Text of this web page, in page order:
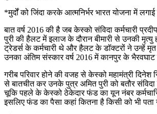
*मुर्दों को जिंदा करके आत्मनिर्भर भारत योजना में
बात वर्ष 2016 की है जब केस्को संविदा कर्मचारी
पुरी की हैलट में इलाज के दौरान बीमारी से उनकी मृत्यु
ट्रेडर्स के कर्मचारी थे और हैलट के डॉक्टरों ने उन्हें मृत
उनका अंतिम संस्कार वर्ष 2016 में कानपुर के भैरवघाट
गरीब परिवार होने की वजह से केस्को महामंत्री दिनेश
से बातचीत कर उनके पुत्र अमित पुरी को बतौर संविदा
चूकि पहले के केस्को ठेकेदार फंड का यून नंबर
इसलिए फंड का पैसा कहां कितना है किसी को भी पता